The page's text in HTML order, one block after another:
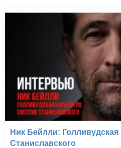
Ник Бейлли:
Станиславского